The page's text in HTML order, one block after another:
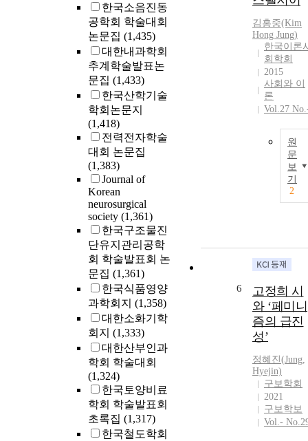
한국소음진동
공학회 학술대회
논문집 (1,435)
대한내과학회
추계학술발표논
문집 (1,433)
한국산학기술
학회논문지
(1,418)
전력전자학술
대회 논문집
(1,383)
Journal of
Korean
neurosurgical
society (1,361)
한국구조물진
단유지관리공학
회 학술발표회 논
문집 (1,361)
한국식품영양
과학회지 (1,358)
대한소화기학
회지 (1,333)
대한산부인과
학회 학술대회
(1,324)
한국토양비료
학회 학술발표회
초록집 (1,317)
한국철도학회
김홍중(Kim
Hong Jung)
한국이론
회학회
2015
사회와 이
론
Vol.27
원
문
보
기
2
6
고정희 시
와 ‘페미니
즘의 급진
성’
정혜진(Jung,
Hyejin)
구보학회
2021
구보학보
Vol.-